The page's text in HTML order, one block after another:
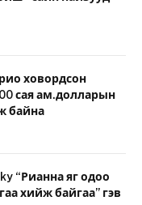
ховордсон
сая ам.долларын
байна
“Рианна яг одоо
хийж байгаа” гэв